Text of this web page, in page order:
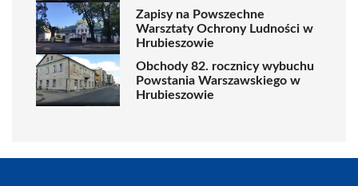
Zapisy na Powszechne
Warsztaty Ochrony Ludności w
Hrubieszowie
Obchody 82. rocznicy wybuchu
Powstania Warszawskiego w
Hrubieszowie